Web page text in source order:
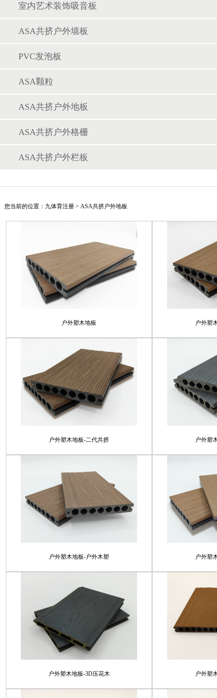
室内艺术装饰吸音板
ASA共挤户外墙板
PVC发泡板
ASA颗粒
ASA共挤户外地板
ASA共挤户外格栅
ASA共挤户外栏板
您当前的位置： 九体育注册 > ASA共挤户外地板
户外塑木地板 户外塑
户外塑木地板-二代共挤 户外塑
户外塑木地板-户外木塑 户外塑
户外塑木地板-3D压花木 户外塑